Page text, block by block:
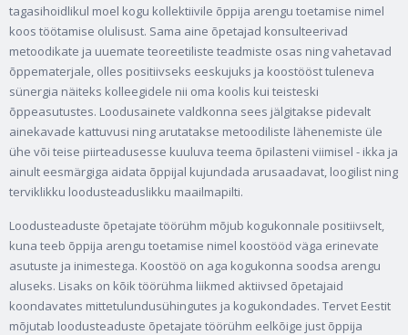
tagasihoidlikul moel kogu kollektiivile õppija arengu toetamise nimel
koos töötamise olulisust. Sama aine õpetajad konsulteerivad
metoodikate ja uuemate teoreetiliste teadmiste osas ning vahetavad
õppematerjale, olles positiivseks eeskujuks ja koostööst tuleneva
sünergia näiteks kolleegidele nii oma koolis kui teisteski
õppeasutustes. Loodusainete valdkonna sees jälgitakse pidevalt
ainekavade kattuvusi ning arutatakse metoodiliste lähenemiste üle
ühe või teise piirteadusesse kuuluva teema õpilasteni viimisel - ikka ja
ainult eesmärgiga aidata õppijal kujundada arusaadavat, loogilist ning
terviklikku loodusteaduslikku maailmapilti.
Loodusteaduste õpetajate töörühm mõjub kogukonnale positiivselt,
kuna teeb õppija arengu toetamise nimel koostööd väga erinevate
asutuste ja inimestega. Koostöö on aga kogukonna soodsa arengu
aluseks. Lisaks on kõik töörühma liikmed aktiivsed õpetajaid
koondavates mittetulundusühingutes ja kogukondades. Tervet Eestit
mõjutab loodusteaduste õpetajate töörühm eelkõige just õppija